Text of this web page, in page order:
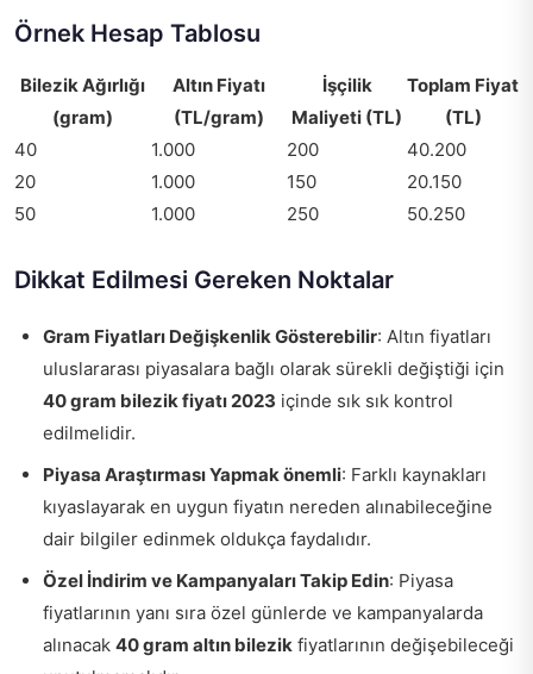
Örnek Hesap Tablosu
Bilezik Ağırlığı
(gram)
Altın Fiyatı
(TL/gram)
İşçilik
Maliyeti (TL)
Toplam Fiyat
(TL)
40
1.000 200
40.200
20
1.000 150
20.150
50
1.000 250 50.250
Dikkat Edilmesi Gereken Noktalar
Gram Fiyatları Değişkenlik Gösterebilir: Altın fiyatları
uluslararası piyasalara bağlı olarak sürekli değiştiği için
40 gram bilezik fiyatı 2023 içinde sık sık kontrol
edilmelidir.
Piyasa Araştırması Yapmak önemli: Farklı kaynakları
kıyaslayarak en uygun fiyatın nereden alınabileceğine
dair bilgiler edinmek oldukça faydalıdır.
Özel İndirim ve Kampanyaları Takip Edin: Piyasa
fiyatlarının yanı sıra özel günlerde ve kampanyalarda
alınacak 40 gram altın bilezik fiyatlarının değişebileceği